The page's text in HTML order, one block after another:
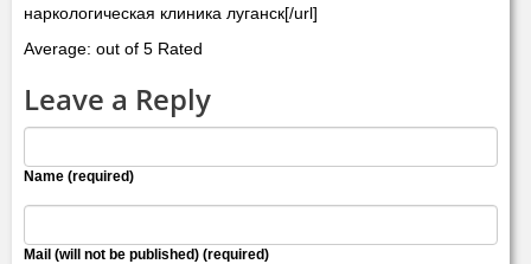
наркологическая клиника луганск[/url]
Average: out of 5 Rated
Leave a Reply
Name (required)
Mail (will not be published) (required)